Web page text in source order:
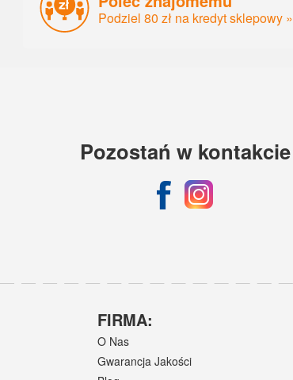
Podziel 80 zł na kredyt sklepowy »
Pozostań w kontakcie
FIRMA:
O Nas
Gwarancja Jakości